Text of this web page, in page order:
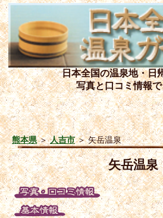
日本全国の温泉地・日
写真と口コミ情報
熊本県＞人吉市＞矢岳温泉
矢岳温泉